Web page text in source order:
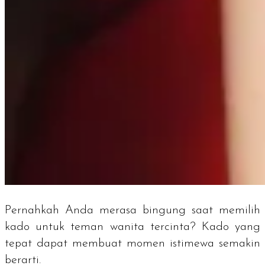
Pernahkah Anda merasa bingung saat memilih
kado untuk teman wanita tercinta? Kado yang
tepat dapat membuat momen istimewa semakin
berarti.